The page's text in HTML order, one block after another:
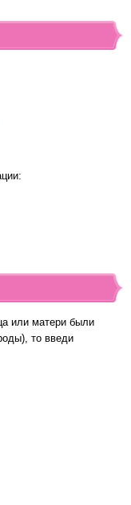
или матери были
то введи